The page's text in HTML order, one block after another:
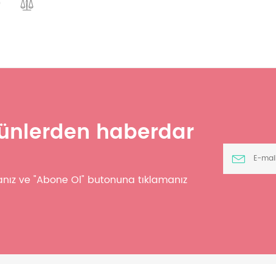
haberdar
ve "Abone Ol" butonuna tıklamanız